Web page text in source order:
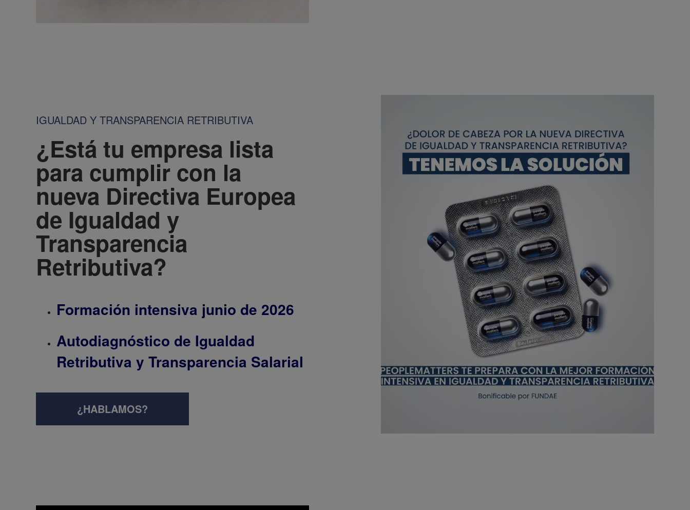
IGUALDAD Y TRANSPARENCIA RETRIBUTIVA
¿Está tu empresa lista
para cumplir con la
nueva Directiva Europea
de Igualdad y
Transparencia
Retributiva?
Formación intensiva junio de 2026
Autodiagnóstico de Igualdad
Retributiva y Transparencia Salarial
¿HABLAMOS?